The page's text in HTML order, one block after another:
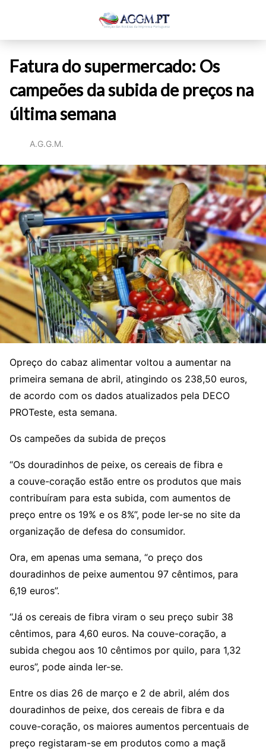
Fatura do supermercado: Os
campeões da subida de preços na
última semana
A.G.G.M.
Opreço do cabaz alimentar voltou a aumentar na
primeira semana de abril, atingindo os 238,50 euros,
de acordo com os dados atualizados pela DECO
PROTeste, esta semana.
Os campeões da subida de preços
“Os douradinhos de peixe, os cereais de fibra e
a couve-coração estão entre os produtos que mais
contribuíram para esta subida, com aumentos de
preço entre os 19% e os 8%”, pode ler-se no site da
organização de defesa do consumidor.
Ora, em apenas uma semana, “o preço dos
douradinhos de peixe aumentou 97 cêntimos, para
6,19 euros”.
“Já os cereais de fibra viram o seu preço subir 38
cêntimos, para 4,60 euros. Na couve-coração, a
subida chegou aos 10 cêntimos por quilo, para 1,32
euros”, pode ainda ler-se.
Entre os dias 26 de março e 2 de abril, além dos
douradinhos de peixe, dos cereais de fibra e da
couve-coração, os maiores aumentos percentuais de
preço registaram-se em produtos como a maçã